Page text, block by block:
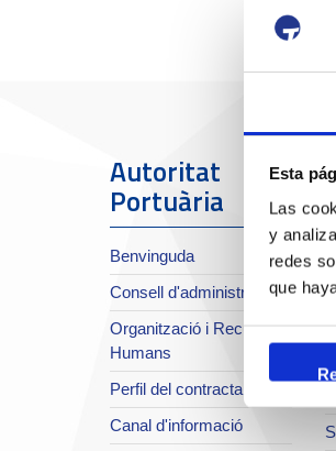
Esta
Las
y
redes
que
Autoritat
Portuària
Benvinguda
Consell d'administració
Organització i Recursos
Humans
Perfil del contractant
Canal d'informació